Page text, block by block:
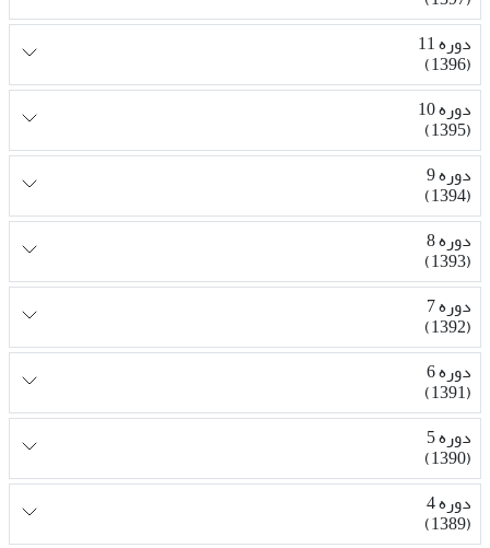
دوره 11
(1396)
دوره 10
(1395)
دوره 9
(1394)
دوره 8
(1393)
دوره 7
(1392)
دوره 6
(1391)
دوره 5
(1390)
دوره 4
(1389)